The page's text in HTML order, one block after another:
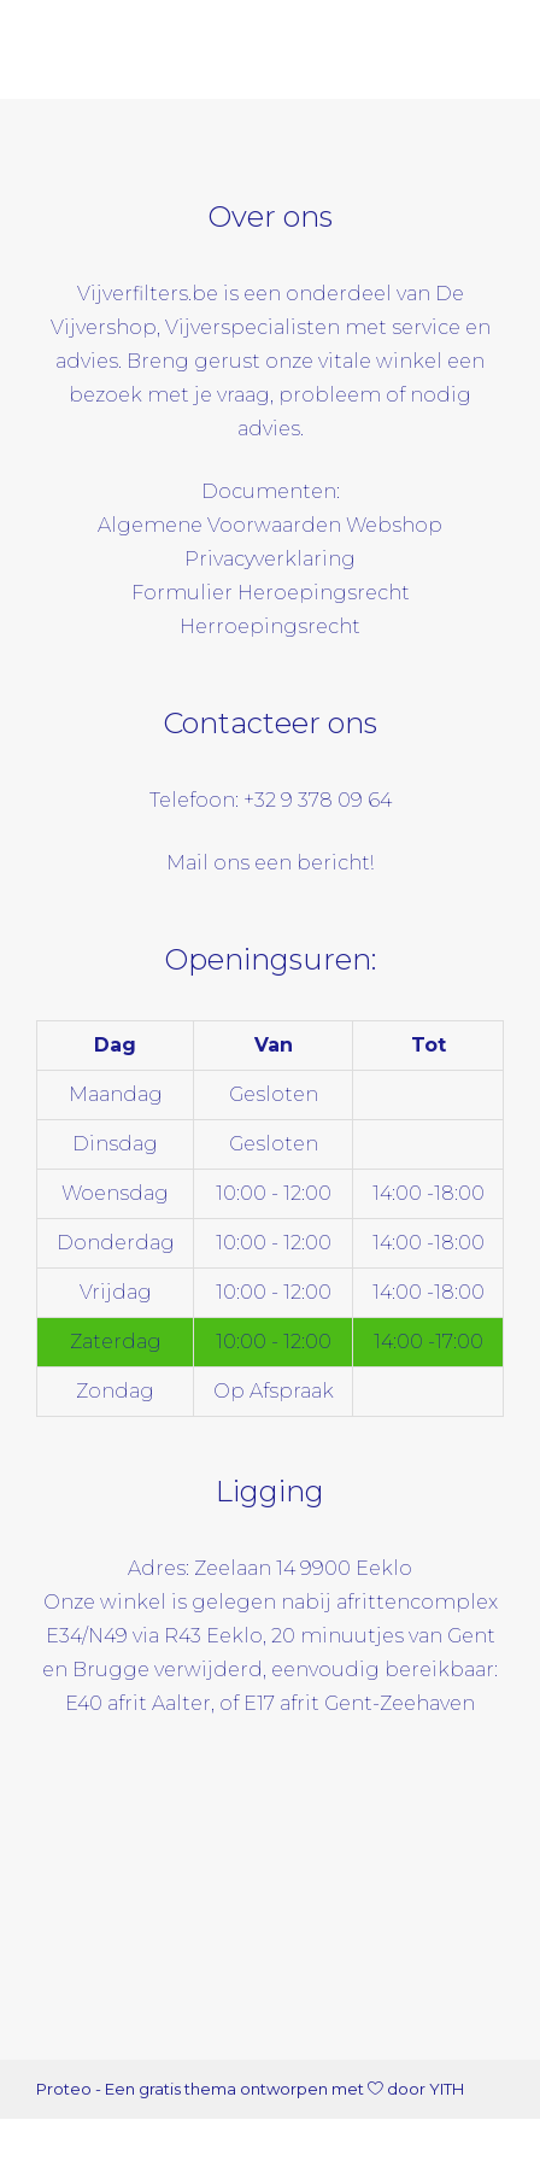
Over ons
Vijverfilters.be is een onderdeel van De
Vijvershop, Vijverspecialisten met service en
advies. Breng gerust onze vitale winkel een
bezoek met je vraag, probleem of nodig
advies.
Documenten:
Algemene Voorwaarden Webshop
Privacyverklaring
Formulier Heroepingsrecht
Herroepingsrecht
Contacteer ons
Telefoon: +32 9 378 09 64
Mail ons een bericht!
Openingsuren:
Dag Van Tot
Maandag Gesloten
Dinsdag Gesloten
Woensdag 10:00 - 12:00 14:00 -18:00
Donderdag 10:00 - 12:00 14:00 -18:00
Vrijdag 10:00 - 12:00 14:00 -18:00
Zaterdag 10:00 - 12:00 14:00 -17:00
Zondag Op Afspraak
Ligging
Adres: Zeelaan 14 9900 Eeklo
Onze winkel is gelegen nabij afrittencomplex
E34/N49 via R43 Eeklo, 20 minuutjes van Gent
en Brugge verwijderd, eenvoudig bereikbaar:
E40 afrit Aalter, of E17 afrit Gent-Zeehaven
Proteo - Een gratis thema ontworpen met doorYITH